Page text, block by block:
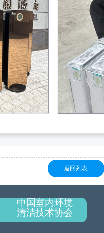
返回列表
中国室内环境
清洁技术协会